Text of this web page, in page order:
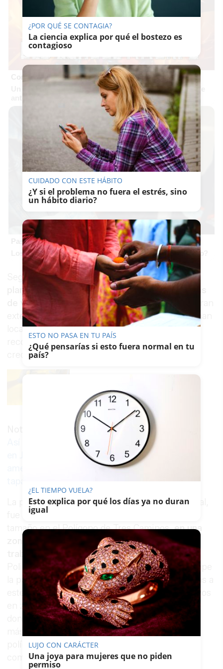
Corepunk MMORPG
Un verdadero MMORPG de la vieja escuela ¡Cómo los de
Pasaportes que abren puertas
Los pasaportes más poderosos del mundo, ¿está el tuyo?
Según ha informado la Policía en una nota,las
plantaciones estaban dotadas de los sistemas
de ventilación y riego necesarios , ocupando gran
extensión en las naves registradas y donde se han
localizado 2.900 plantas en total listas para su
recolección y otras en diferentes fases de
crecimiento.
Noticia relacionada
Así funciona el negocio de la marihuana
en Jerez: bandas que ocupan pisos,
amenazas a vecinos y negocios
La primera de las plantaciones, la de Puerto Real,
fue detectada en una nave comercial de gran
tamaño en el Polígono de Tres Caminos,en una
zona de enorme afluencia, no solo de
trabajadores, sino también de clientes
. La
Policía ha detallado que en ambos casos se rompe
la pauta habitual de las organizaciones dedicadas a
este negocio ilegal, que suelen ubicar sus cultivos
en zonas rurales, retiradas de núcleos urbanos,
donde están menos expuestos y pueden pasar
más inadvertidos que en pleno centro de un
polígono con gran actividad empresarial y
comercial.
¿POR QUÉ SE CONTAGIA?
La ciencia explica por qué el bostezo es
contagioso
CUIDADO CON ESTE HÁBITO
¿Y si el problema no fuera el estrés, sino
un hábito diario?
ESTO NO PASA EN TU PAÍS
¿Qué pensarías si esto fuera normal en tu
país?
¿EL TIEMPO VUELA?
Esto explica por qué los días ya no duran
igual
LUJO CON CARÁCTER
Una joya para mujeres que no piden
permiso